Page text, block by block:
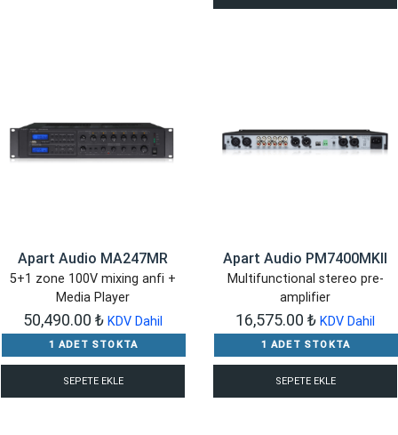
Apart Audio MA247MR
5+1 zone 100V mixing anfi +
Media Player
50,490.00 ₺ KDV Dahil
1 ADET STOKTA
SEPETE EKLE
Apart Audio PM7400MKII
Multifunctional stereo pre-
amplifier
16,575.00 ₺ KDV Dahil
1 ADET STOKTA
SEPETE EKLE